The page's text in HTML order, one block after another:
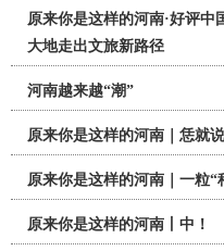
原来你是这样的河南·好评中
大地走出文旅新路径
河南越来越“潮”
原来你是这样的河南｜恁就
原来你是这样的河南｜一粒“
原来你是这样的河南丨中！